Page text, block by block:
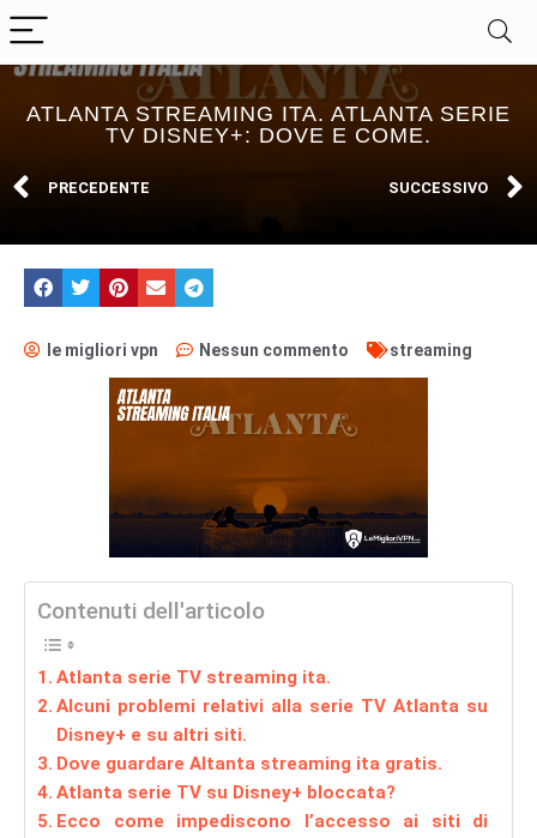
ATLANTA STREAMING ITA. ATLANTA SERIE
TV DISNEY+: DOVE E COME.
PRECEDENTE SUCCESSIVO
le migliori vpn Nessun commento streaming
Contenuti dell'articolo
Atlanta serie TV streaming ita.
Alcuni problemi relativi alla serie TV Atlanta su
Disney+ e su altri siti.
Dove guardare Altanta streaming ita gratis.
Atlanta serie TV su Disney+ bloccata?
Ecco come impediscono l’accesso ai siti di